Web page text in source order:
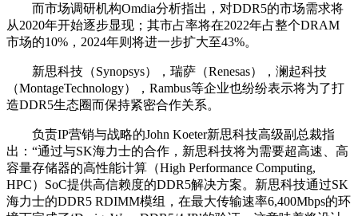
而市场调研机构Omdia分析指出，对DDR5的市场需求将
从2020年开始逐步显现；其市占率将在2022年占整个DRAM
市场的10%，2024年则将进一步扩大至43%。
新思科技（Synopsys），瑞萨（Renesas），澜起科技
（MontageTechnology），Rambus等企业也纷纷表示将为了打
造DDR5生态圈而保持紧密合作关系。
负责IP营销与战略的John Koeter新思科技高级副总裁指
出：“通过与SK海力士的合作，新思科技将为需要超高速、高
容量存储器的高性能计算（High Performance Computing,
HPC）SoC提供高信赖度的DDR5解决方案。新思科技通过SK
海力士的DDR5 RDIMM模组，在最大传输速率6,400Mbps的环